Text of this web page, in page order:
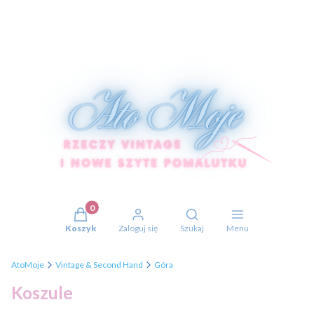
Produkty w koszyku: 0. Zobacz szczegóły
Koszyk Zaloguj się
Otwórz wyszukiwarkę
Szukaj Menu
AtoMoje Vintage & Second Hand Góra
Koszule